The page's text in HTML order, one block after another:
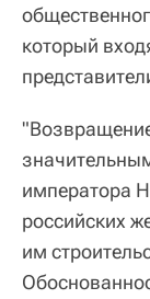
который
императора
российских
им